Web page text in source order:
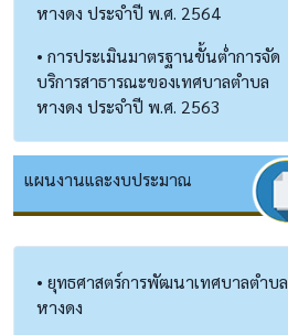
หางดง ประจำปี พ.ศ. 2564
• การประเมินมาตรฐานขั้นต่ำการจัด
บริการสาธารณะของเทศบาลตำบล
หางดง ประจำปี พ.ศ. 2563
แผนงานและงบประมาณ
• ยุทธศาสตร์การพัฒนาเทศบาลตำบล
หางดง